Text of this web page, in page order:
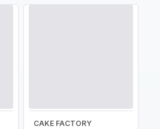
CAKE FACTORY